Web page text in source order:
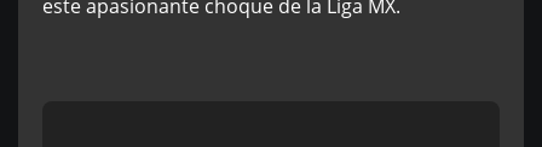
este apasionante choque de la Liga MX.